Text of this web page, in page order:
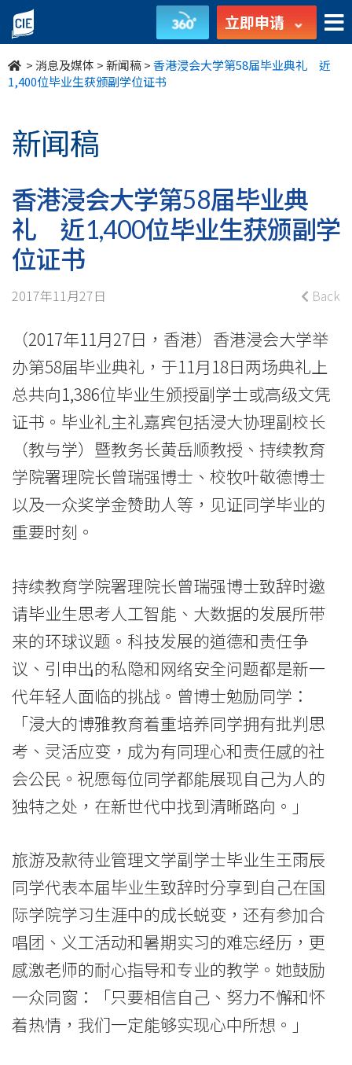
香
港
浸
大
学
第
58
届
业
典
礼
近
1,400
位
业
生
获
颁
副
学
位
书
学
院
消
息
立即申请
>消息及媒体 >新闻稿>香港浸会大学第58届毕业典礼 近
1,400位毕业生获颁副学位证书
新闻稿
香港浸会大学第58届毕业典
礼 近1,400位毕业生获颁副学
位证书
2017年11月27日 Back
（2017年11月27日，香港）香港浸会大学举
办第58届毕业典礼，于11月18日两场典礼上
总共向1,386位毕业生颁授副学士或高级文凭
证书。毕业礼主礼嘉宾包括浸大协理副校长
（教与学）暨教务长黄岳顺教授、持续教育
学院署理院长曾瑞强博士、校牧叶敬德博士
以及一众奖学金赞助人等，见证同学毕业的
重要时刻。
持续教育学院署理院长曾瑞强博士致辞时邀
请毕业生思考人工智能、大数据的发展所带
来的环球议题。科技发展的道德和责任争
议、引申出的私隐和网络安全问题都是新一
代年轻人面临的挑战。曾博士勉励同学：
「浸大的博雅教育着重培养同学拥有批判思
考、灵活应变，成为有同理心和责任感的社
会公民。祝愿每位同学都能展现自己为人的
独特之处，在新世代中找到清晰路向。」
旅游及款待业管理文学副学士毕业生王雨辰
同学代表本届毕业生致辞时分享到自己在国
际学院学习生涯中的成长蜕变，还有参加合
唱团、义工活动和暑期实习的难忘经历，更
感激老师的耐心指导和专业的教学。她鼓励
一众同窗：「只要相信自己、努力不懈和怀
着热情，我们一定能够实现心中所想。」